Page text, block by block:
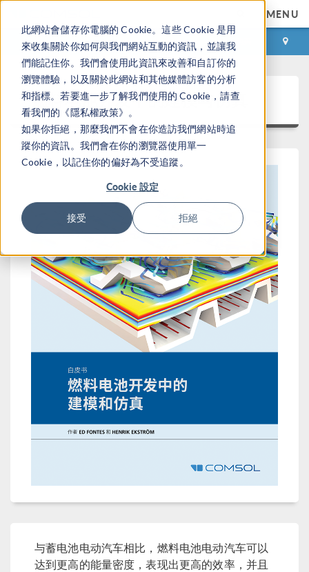
此網站會儲存你電腦的 Cookie。這些 Cookie 是用
來收集關於你如何與我們網站互動的資訊，並讓我
們能記住你。我們會使用此資訊來改善和自訂你的
瀏覽體驗，以及關於此網站和其他媒體訪客的分析
和指標。若要進一步了解我們使用的 Cookie，請查
看我們的《隱私權政策》。
如果你拒絕，那麼我們不會在你造訪我們網站時追
蹤你的資訊。我們會在你的瀏覽器使用單一
Cookie，以記住你的偏好為不受追蹤。
Cookie 設定
接受 拒絕
MENU
登录 咨询与购买
燃料电池开发中的建模与仿真
与蓄电池电动汽车相比，燃料电池电动汽车可以
达到更高的能量密度，表现出更高的效率，并且